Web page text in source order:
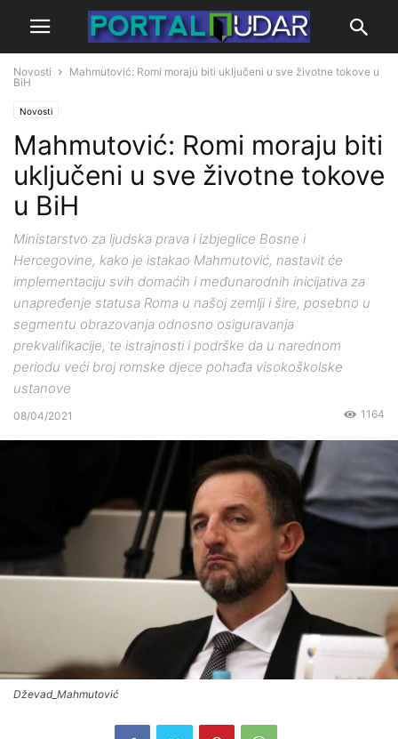
Novosti
Mahmutović: Romi moraju biti uključeni u sve životne tokove u
BiH
Novosti
Mahmutović: Romi moraju biti
uključeni u sve životne tokove
u BiH
Ministarstvo za ljudska prava i izbjeglice Bosne i
Hercegovine, kako je istakao Mahmutović, nastavit će
implementaciju svih domaćih i međunarodnih inicijativa za
unapređenje statusa Roma u našoj zemlji i šire, posebno u
segmentu obrazovanja odnosno osiguravanja
prekvalifikacije, te istrajnosti i podrške da u narednom
periodu veći broj romske djece pohađa visokoškolske
ustanove
08/04/2021 1164
Dževad_Mahmutović